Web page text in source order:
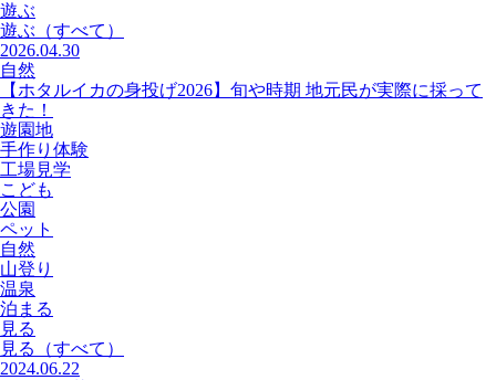
遊ぶ
遊ぶ （すべて）
2026.04.30
自然
【ホタルイカの身投げ2026】旬や時期 地元民が実際に採って
きた！
遊園地
手作り体験
工場見学
こども
公園
ペット
自然
山登り
温泉
泊まる
見る
見る
（すべて）
2024.06.22